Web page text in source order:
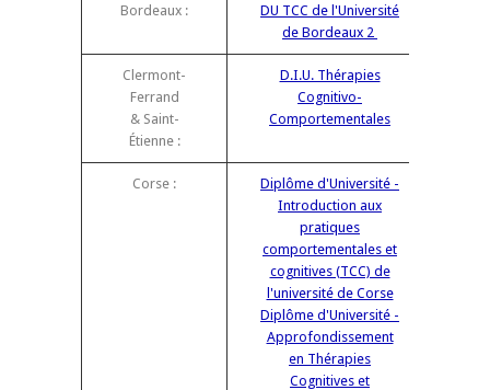
Bordeaux :
DU TCC de l'Université
de Bordeaux 2
Clermont-
Ferrand
& Saint-
Étienne :
D.I.U. Thérapies
Cognitivo-
Comportementales
Corse :
Diplôme d'Université -
Introduction aux
pratiques
comportementales et
cognitives (TCC) de
l'université de Corse
Diplôme d'Université -
Approfondissement
en Thérapies
Cognitives et